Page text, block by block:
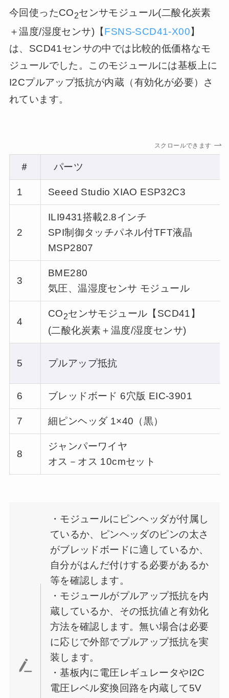
今回使ったCO2センサモジュール(二酸化炭素
＋温度/湿度センサ)【FSNS-SCD41-X00】
は、SCD41センサの中では比較的低価格なモ
ジュールでした。このモジュールには基板上に
I2Cプルアップ抵抗が内蔵（有効化が必要）さ
れています。
スクロールできます
＃ パーツ
1 Seeed Studio XIAO ESP32C3
2
ILI9431搭載2.8インチ
SPI制御タッチパネル付TFT液晶
MSP2807
3
BME280
気圧、温湿度センサ モジュール
4
CO2センサモジュール【SCD41】
(二酸化炭素＋温度/湿度センサ)
5 プルアップ抵抗
6 ブレッドボード 6穴版 EIC-3901
7 細ピンヘッダ 1×40（黒）
8
ジャンパーワイヤ
オス－オス 10cmセット
・モジュールにピンヘッダが付属し
ているか、ピンヘッダのピンの太さ
がブレッドボードに適しているか、
自分がはんだ付けする必要があるか
等を確認します。
・モジュールがプルアップ抵抗を内
蔵しているか、その抵抗値と有効化
方法を確認します。無い場合は必要
に応じで外部でプルアップ抵抗を実
装します。
・基板内に電圧レギュレータやI2C
電圧レベル変換回路を内蔵して5V